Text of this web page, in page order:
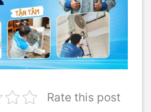
Rate this post